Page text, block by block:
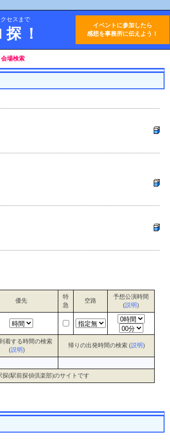
セスまで
！
イベントに参加したら
感想を事務所に伝えよう！
場検索
優先
特
急
空路
予想公演時間
(説明)
着する時間の検索
(説明)
帰りの出発時間の検索 (説明)
(駅前探偵倶楽部)のサイトです